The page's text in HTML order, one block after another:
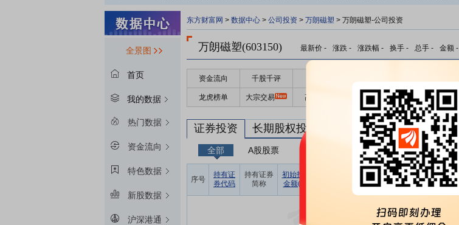
全景图
首页
我的数据
热门数据
资金流向
特色数据
新股数据
沪深港通
东方财富网 > 数据中心 > 公司投资 > 万朗磁塑 > 万朗磁塑-公司投资
万朗磁塑(603150) 最新价 - 涨跌 - 涨跌幅 - 换手 - 总手 - 金额 -
资金流向 千股千评
龙虎榜单 大宗交易 高管持股 股东大会 个股研报
证券投资 长期股权投资
全部 A股股票 其他
序号
持有证
券代码
持有证券
简称
初始投资
金额(元)
报告期
损益(元)
期末账面
价值(元)
占期末证
券投资比
例(%)